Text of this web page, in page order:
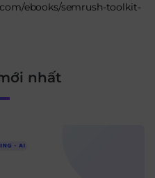
ebooks/semrush-toolkit-
nhất